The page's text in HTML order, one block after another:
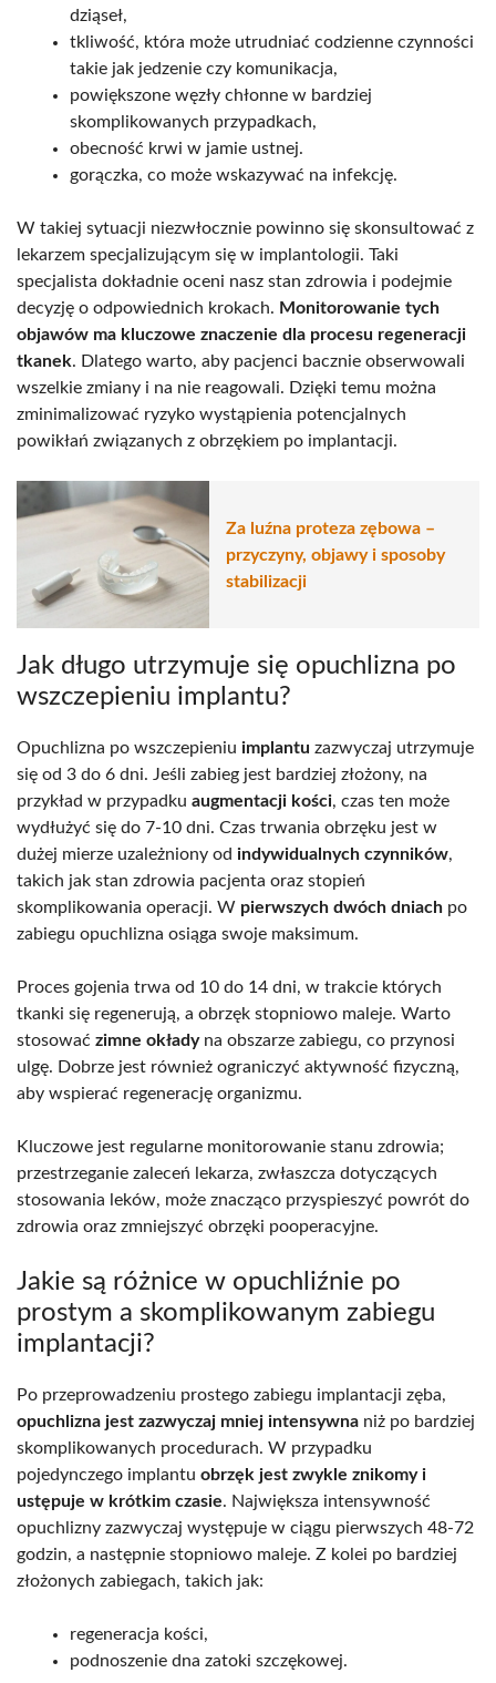
dziąseł,
tkliwość, która może utrudniać codzienne czynności
takie jak jedzenie czy komunikacja,
powiększone węzły chłonne w bardziej
skomplikowanych przypadkach,
obecność krwi w jamie ustnej.
gorączka, co może wskazywać na infekcję.
W takiej sytuacji niezwłocznie powinno się skonsultować z
lekarzem specjalizującym się w implantologii. Taki
specjalista dokładnie oceni nasz stan zdrowia i podejmie
decyzję o odpowiednich krokach. Monitorowanie tych
objawów ma kluczowe znaczenie dla procesu regeneracji
tkanek. Dlatego warto, aby pacjenci bacznie obserwowali
wszelkie zmiany i na nie reagowali. Dzięki temu można
zminimalizować ryzyko wystąpienia potencjalnych
powikłań związanych z obrzękiem po implantacji.
Za luźna proteza zębowa –
przyczyny, objawy i sposoby
stabilizacji
Jak długo utrzymuje się opuchlizna po
wszczepieniu implantu?
Opuchlizna po wszczepieniu implantu zazwyczaj utrzymuje
się od 3 do 6 dni. Jeśli zabieg jest bardziej złożony, na
przykład w przypadku augmentacji kości, czas ten może
wydłużyć się do 7-10 dni. Czas trwania obrzęku jest w
dużej mierze uzależniony od indywidualnych czynników,
takich jak stan zdrowia pacjenta oraz stopień
skomplikowania operacji. W pierwszych dwóch dniach po
zabiegu opuchlizna osiąga swoje maksimum.
Proces gojenia trwa od 10 do 14 dni, w trakcie których
tkanki się regenerują, a obrzęk stopniowo maleje. Warto
stosować zimne okładyna obszarze zabiegu, co przynosi
ulgę. Dobrze jest również ograniczyć aktywność fizyczną,
aby wspierać regenerację organizmu.
Kluczowe jest regularne monitorowanie stanu zdrowia;
przestrzeganie zaleceń lekarza, zwłaszcza dotyczących
stosowania leków, może znacząco przyspieszyć powrót do
zdrowia oraz zmniejszyć obrzęki pooperacyjne.
Jakie są różnice w opuchliźnie po
prostym a skomplikowanym zabiegu
implantacji?
Po przeprowadzeniu prostego zabiegu implantacji zęba,
opuchlizna jest zazwyczaj mniej intensywna niż po bardziej
skomplikowanych procedurach. W przypadku
pojedynczego implantu obrzęk jest zwykle znikomy i
ustępuje w krótkim czasie. Największa intensywność
opuchlizny zazwyczaj występuje w ciągu pierwszych 48-72
godzin, a następnie stopniowo maleje. Z kolei po bardziej
złożonych zabiegach, takich jak:
regeneracja kości,
podnoszenie dna zatoki szczękowej.